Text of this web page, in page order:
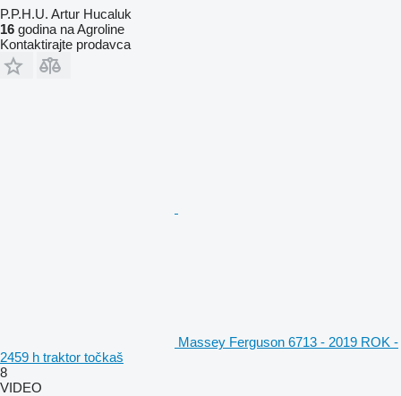
P.P.H.U. Artur Hucaluk
16 godina na Agroline
Kontaktirajte prodavca
Massey Ferguson 6713 - 2019 ROK -
2459 h traktor točkaš
8
VIDEO